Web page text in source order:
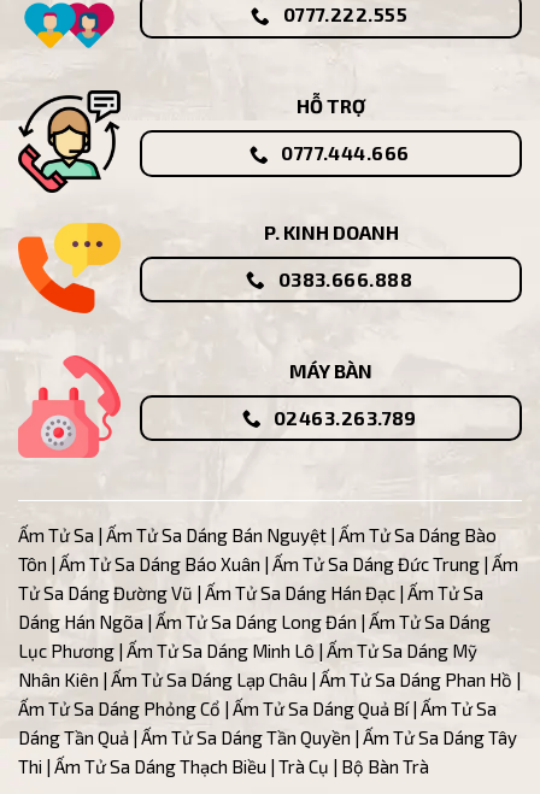
0777.222.555
HỖ TRỢ
0777.444.666
P. KINH DOANH
0383.666.888
MÁY BÀN
02463.263.789
Ấm Tử Sa | Ấm Tử Sa Dáng Bán Nguyệt | Ấm Tử Sa Dáng Bào
Tôn | Ấm Tử Sa Dáng Báo Xuân | Ấm Tử Sa Dáng Đức Trung | Ấm
Tử Sa Dáng Đường Vũ | Ấm Tử Sa Dáng Hán Đạc | Ấm Tử Sa
Dáng Hán Ngõa |Ấm Tử Sa Dáng Long Đán | Ấm Tử Sa Dáng
Lục Phương | Ấm Tử Sa Dáng Minh Lô | Ấm Tử Sa Dáng Mỹ
Nhân Kiên | Ấm Tử Sa Dáng Lạp Châu | Ấm Tử Sa Dáng Phan Hồ |
Ấm Tử Sa Dáng Phỏng Cổ | Ấm Tử Sa Dáng Quả Bí| Ấm Tử Sa
Dáng Tần Quả | Ấm Tử Sa Dáng Tần Quyền | Ấm Tử Sa Dáng Tây
Thi | Ấm Tử Sa Dáng Thạch Biều | Trà Cụ | Bộ Bàn Trà